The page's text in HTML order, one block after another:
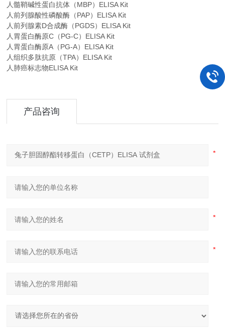
人髓鞘碱性蛋白抗体（MBP）ELISA Kit
人前列腺酸性磷酸酶（PAP）ELISA Kit
人前列腺素D合成酶（PGDS）ELISA Kit
人胃蛋白酶原C（PG-C）ELISA Kit
人胃蛋白酶原A（PG-A）ELISA Kit
人组织多肽抗原（TPA）ELISA Kit
人肺癌标志物ELISA Kit
产品咨询